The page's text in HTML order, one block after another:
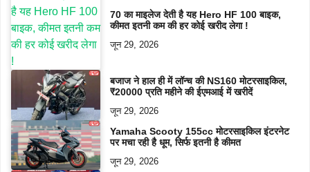
70 का माइलेज देती है यह Hero HF 100 बाइक,
कीमत इतनी कम की हर कोई खरीद लेगा !
जून 29, 2026
बजाज ने हाल ही में लॉन्च की NS160 मोटरसाइकिल,
₹20000 प्रति महीने की ईएमआई में खरीदें
जून 29, 2026
Yamaha Scooty 155cc मोटरसाइकिल इंटरनेट
पर मचा रही है धूम, सिर्फ इतनी है कीमत
जून 29, 2026